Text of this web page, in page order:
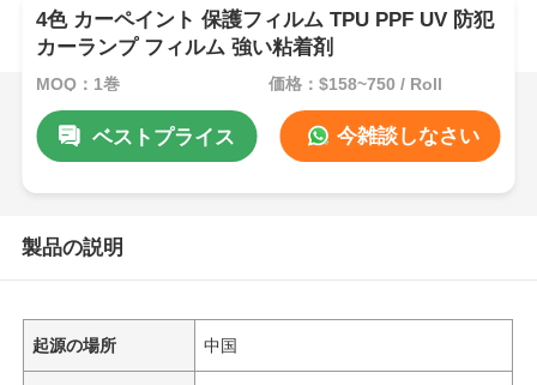
4色 カーペイント 保護フィルム TPU PPF UV 防犯
カーランプ フィルム 強い粘着剤
MOQ：1巻 価格：$158~750 / Roll
ベストプライス 今雑談しなさい
製品の説明
起源の場所 中国